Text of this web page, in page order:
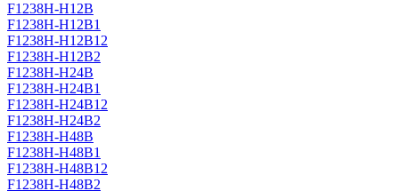
F1238H-H12B
F1238H-H12B1
F1238H-H12B12
F1238H-H12B2
F1238H-H24B
F1238H-H24B1
F1238H-H24B12
F1238H-H24B2
F1238H-H48B
F1238H-H48B1
F1238H-H48B12
F1238H-H48B2